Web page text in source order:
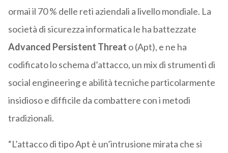
ormai il 70 % delle reti aziendali a livello mondiale. La
società di sicurezza informatica le ha battezzate
Advanced Persistent Threat o (Apt), e ne ha
codificato lo schema d’attacco, un mix di strumenti di
social engineering e abilità tecniche particolarmente
insidioso e difficile da combattere con i metodi
tradizionali.
“L’attacco di tipo Apt è un’intrusione mirata che si